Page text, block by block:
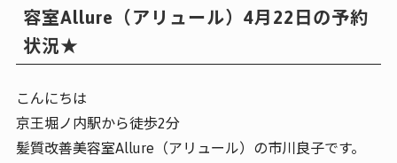
容室Allure（アリュール）4月22日の予約
状況★
こんにちは
京王堀ノ内駅から徒歩2分
髪質改善美容室Allure（アリュール）の市川良子です。